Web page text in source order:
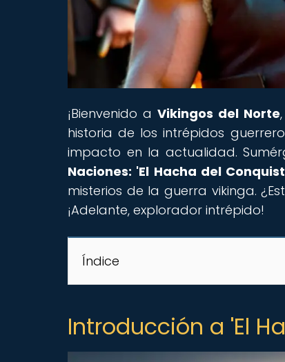
¡Bienvenido a Vikingos del Norte
historia de los intrépidos
impacto en la actualidad.
Naciones: 'El Hacha del
misterios de la guerra vikinga.
¡Adelante, explorador intrépido!
Índice
Introducción a 'El